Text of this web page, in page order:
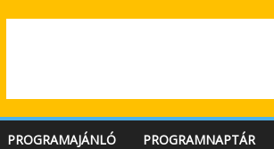
PROGRAMAJÁNLÓ PROGRAMNAPTÁR